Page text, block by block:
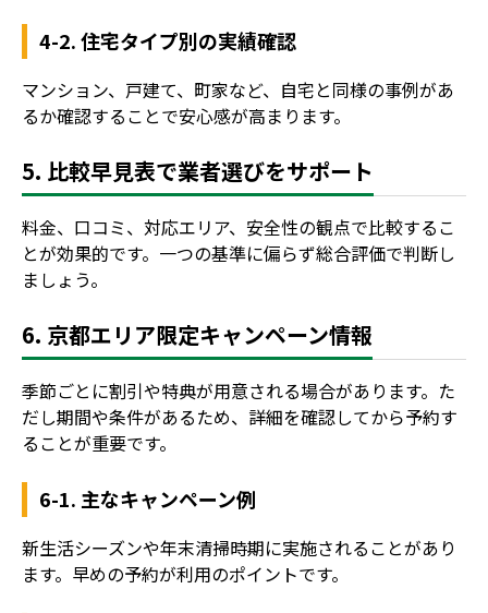
4-2. 住宅タイプ別の実績確認
マンション、戸建て、町家など、自宅と同様の事例があ
るか確認することで安心感が高まります。
5. 比較早見表で業者選びをサポート
料金、口コミ、対応エリア、安全性の観点で比較するこ
とが効果的です。一つの基準に偏らず総合評価で判断し
ましょう。
6. 京都エリア限定キャンペーン情報
季節ごとに割引や特典が用意される場合があります。た
だし期間や条件があるため、詳細を確認してから予約す
ることが重要です。
6-1. 主なキャンペーン例
新生活シーズンや年末清掃時期に実施されることがあり
ます。早めの予約が利用のポイントです。